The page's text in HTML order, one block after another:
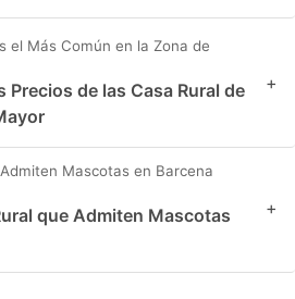
el Más Común en la Zona de
de las Casa Rural de
+
Mascotas en Barcena
que Admiten Mascotas
+